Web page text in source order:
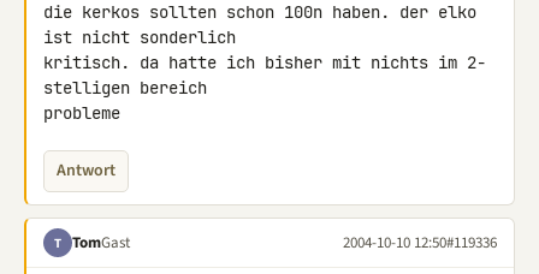
die kerkos sollten schon 100n haben. der elko
ist nicht sonderlich
kritisch. da hatte ich bisher mit nichts im 2-
stelligen bereich
probleme
Antwort
T TomGast 2004-10-10 12:50#119336